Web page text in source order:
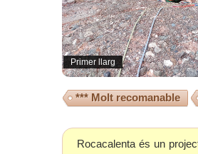
Primer llarg
*** Molt recomanable
Rocacalenta és un